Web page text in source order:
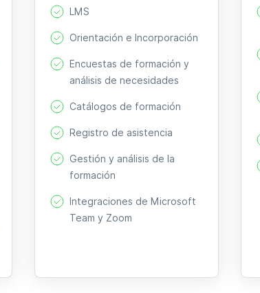
LMS
Orientación e Incorporación
Encuestas de formación y
análisis de necesidades
Catálogos de formación
Registro de asistencia
Gestión y análisis de la
formación
Integraciones de Microsoft
Team y Zoom